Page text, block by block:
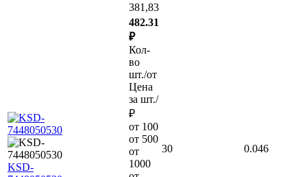
381,83
KSD-
482.31
₽
Кол-
во
шт./от
Цена
за шт./
₽
от 100
от 500
от
1000
30 0.046